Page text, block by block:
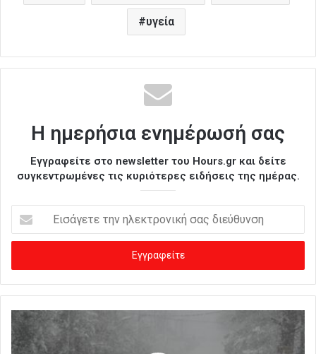
υγεία
Η ημερήσια ενημέρωσή σας
Εγγραφείτε στο newsletter του Hours.gr και δείτε
συγκεντρωμένες τις κυριότερες ειδήσεις της ημέρας.
σ
γ
ε
τ
η